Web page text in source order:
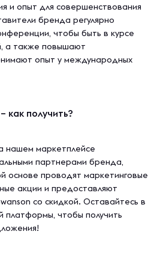
и опыт для совершенствования
бренда регулярно
чтобы быть в курсе
а также повышают
опыт у международных
как получить?
нашем маркетплейсе
партнерами бренда,
основе проводят маркетинговые
акции и предоставляют
со скидкой. Оставайтесь в
платформы, чтобы получить